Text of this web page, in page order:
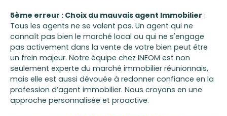
5ème erreur : Choix du mauvais agent Immobilier :
Tous les agents ne se valent pas. Un agent qui ne
connaît pas bien le marché local ou qui ne s'engage
pas activement dans la vente de votre bien peut être
un frein majeur. Notre équipe chez INEOM est non
seulement experte du marché immobilier réunionnais,
mais elle est aussi dévouée à redonner confiance en la
profession d’agent immobilier. Nous croyons en une
approche personnalisée et proactive.